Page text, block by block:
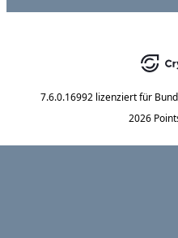
7.6.0.16992 lizenziert für
2026